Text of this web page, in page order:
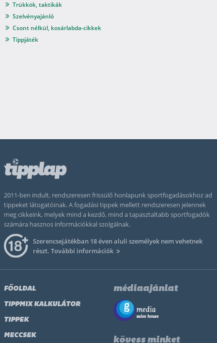
Trükkök, taktikák
Szelvényajánló
Csont nélkül, kosárlabda-cikkek
Tippjáték
2011-ben indult, rendszeresen frissülő honlapunk sportfogadásokhoz ad
tippeket látogatóinak. A fogadási tippek mellett rendszeresen jelennek
meg cikkeink, melyek mind a kezdő, mind a tapasztaltabb sportfogadók
számára hasznos információkkal szolgálnak.
Szerencsejátékban 18 éven aluli személyek nem vehetnek
részt. További információk
FŐOLDAL
TIPPMIX KALKULÁTOR
TIPPEK
MECCSEK
médiaajánlat
kövess minket